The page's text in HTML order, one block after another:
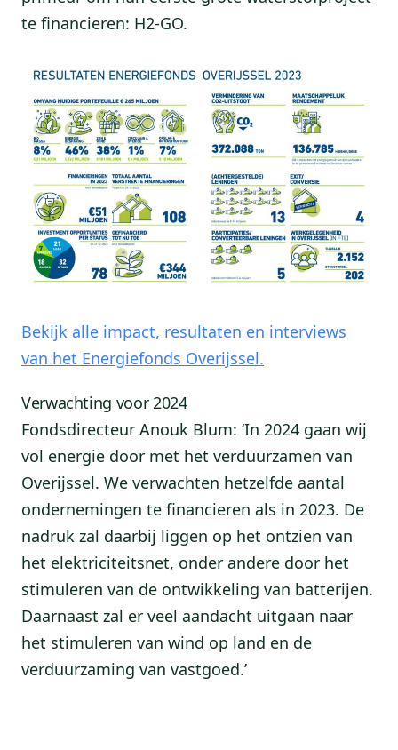
te financieren: H2-GO.
Bekijk alle impact, resultaten en interviews
van het Energiefonds Overijssel.
Verwachting voor 2024
Fondsdirecteur Anouk Blum: ‘In 2024 gaan wij
vol energie door met het verduurzamen van
Overijssel. We verwachten hetzelfde aantal
ondernemingen te financieren als in 2023. De
nadruk zal daarbij liggen op het ontzien van
het elektriciteitsnet, onder andere door het
stimuleren van de ontwikkeling van batterijen.
Daarnaast zal er veel aandacht uitgaan naar
het stimuleren van wind op land en de
verduurzaming van vastgoed.’